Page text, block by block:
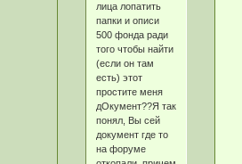
лица лопатить
папки и описи
500 фонда ради
того чтобы найти
(если он там
есть) этот
простите меня
дОкумент??Я так
понял, Вы сей
документ где то
на форуме